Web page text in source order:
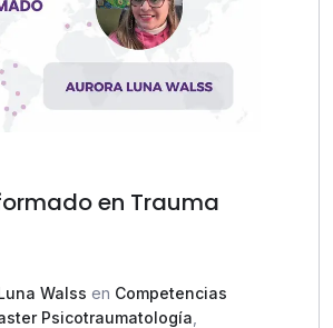
en Trauma
Walss en Competencias
Psicotraumatología